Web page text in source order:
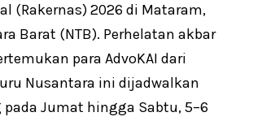
(Rakernas) 2026 di Mataram,
Barat (NTB). Perhelatan akbar
para AdvoKAI dari
Nusantara ini dijadwalkan
Jumat hingga Sabtu, 5–6